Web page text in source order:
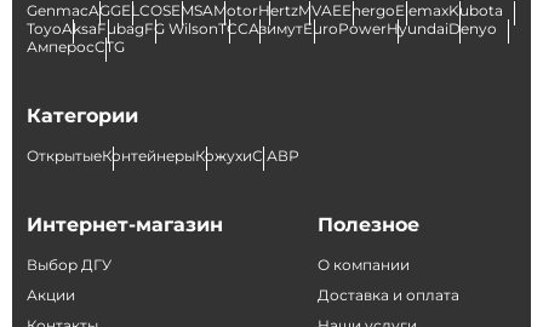
GenmacAGGELCOSEMSAMotorHertzMVAEEnergoElemaxKubota
ToyoAksaFubagFG WilsonТССАзимутEuroPowerHyundaiDenyo
АмперосCTG
Категории
ОткрытыеКонтейнерыКожухиС АВР
Интернет-магазин
Выбор ДГУ
Акции
Полезное
О компании
Доставка и оплата